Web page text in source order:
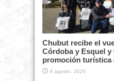
Chubut recibe el
Córdoba y Esquel y
promoción turística
6 agosto, 2026